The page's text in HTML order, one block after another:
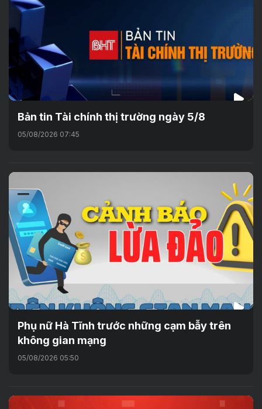
Bản tin Tài chính thị trường ngày 5/8
05/08/2026 07:45
Phụ nữ Hà Tĩnh trước những cạm bẫy trên
không gian mạng
05/08/2026 05:50